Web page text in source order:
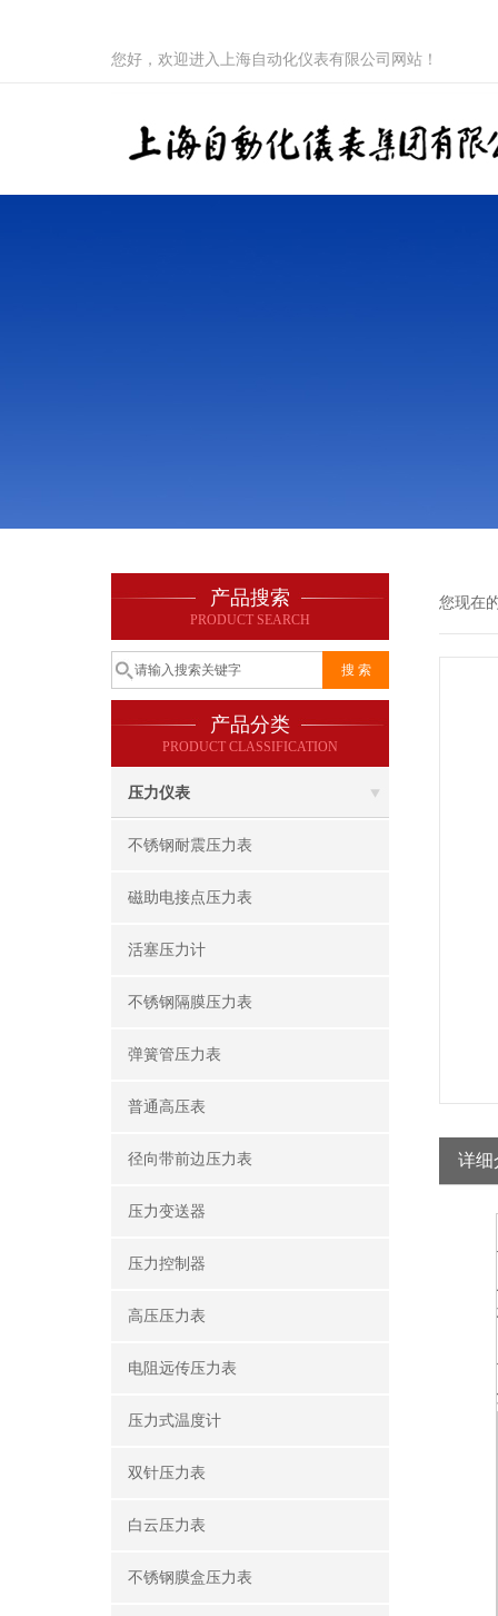
您好，欢迎进入上海自动化仪表有限公司网站！
产品搜索
PRODUCT SEARCH
产品分类
PRODUCT CLASSIFICATION
压力仪表
不锈钢耐震压力表
磁助电接点压力表
活塞压力计
不锈钢隔膜压力表
弹簧管压力表
普通高压表
径向带前边压力表
压力变送器
压力控制器
高压压力表
电阻远传压力表
压力式温度计
双针压力表
白云压力表
不锈钢膜盒压力表
您现在
详细